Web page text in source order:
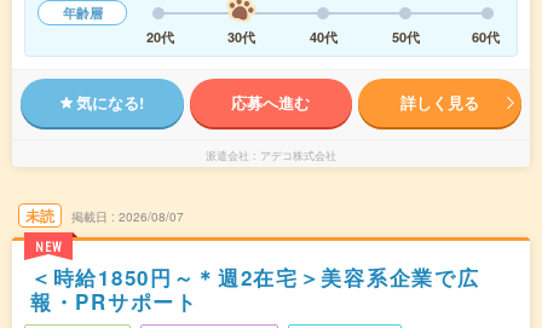
年齢層
20代
30代 40代 50代 60代
気になる! 応募へ進む 詳しく見る
派遣会社 アデコ株式会社
未読
NEW
掲載日 2026/08/07
＜時給1850円～＊週2在宅＞美容系企業で広
報・PRサポート